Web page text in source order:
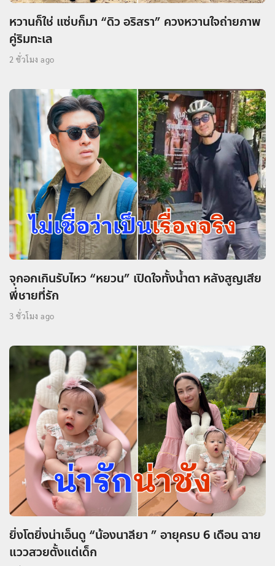
หวานก็ใช่ แซ่บก็มา “ดิว อริสรา” ควงหวานใจถ่ายภาพ
คู่ริมทะเล
2 ชั่วโมง ago
จุกอกเกินรับไหว “หยวน” เปิดใจทั้งน้ำตา หลังสูญเสีย
พี่ชายที่รัก
3 ชั่วโมง ago
ยิ่งโตยิ่งน่าเอ็นดู “น้องนาลียา ” อายุครบ 6 เดือน ฉาย
แววสวยตั้งแต่เด็ก